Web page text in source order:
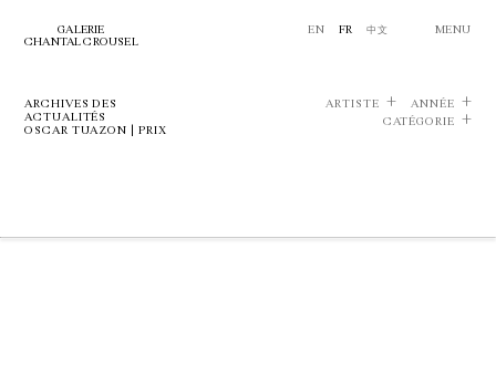
GALERIE
CHANTAL CROUSEL
EN FR 中文 MENU
ARCHIVES DES
ACTUALITÉS
OSCAR TUAZON | PRIX
ARTISTE
ANNÉE
CATÉGORIE